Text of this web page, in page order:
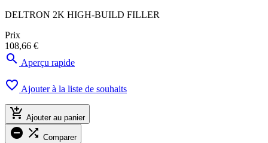
DELTRON 2K HIGH-BUILD FILLER
Prix
108,66 €
 Aperçu rapide
 Ajouter à la liste de souhaits
 Ajouter au panier
  Comparer